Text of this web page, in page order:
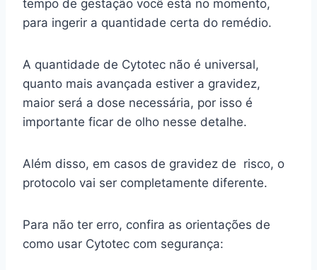
tempo de gestação você está no momento,
para ingerir a quantidade certa do remédio.
A quantidade de Cytotec não é universal,
quanto mais avançada estiver a gravidez,
maior será a dose necessária, por isso é
importante ficar de olho nesse detalhe.
Além disso, em casos de gravidez de risco, o
protocolo vai ser completamente diferente.
Para não ter erro, confira as orientações de
como usar Cytotec com segurança: